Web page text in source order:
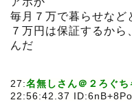
毎月７万で暮らせなど
７万円は保証するか
んだ
27:名無しさん＠２ろぐち
22:56:42.37